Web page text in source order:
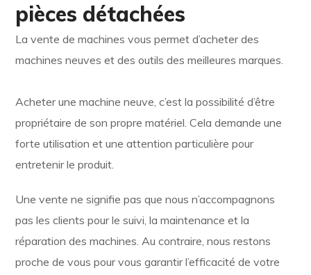
pièces détachées
La vente de machines vous permet d’acheter des
machines neuves et des outils des meilleures marques.
Acheter une machine neuve, c’est la possibilité d’être
propriétaire de son propre matériel. Cela demande une
forte utilisation et une attention particulière pour
entretenir le produit.
Une vente ne signifie pas que nous n’accompagnons
pas les clients pour le suivi, la maintenance et la
réparation des machines. Au contraire, nous restons
proche de vous pour vous garantir l’efficacité de votre